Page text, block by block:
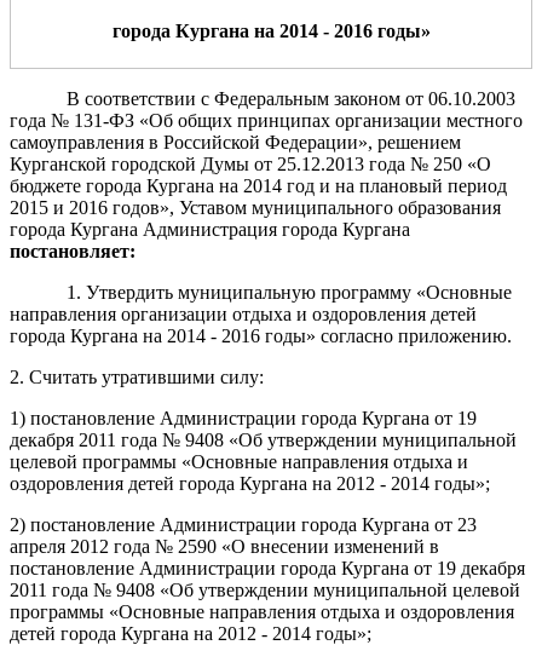
города Кургана на 2014 - 2016годы»
В соответствии с Федеральным законом от 06.10.2003
года № 131-ФЗ «Об общих принципах организации местного
самоуправления в Российской Федерации», решением
Курганской городской Думы от 25.12.2013 года № 250 «О
бюджете города Кургана на 2014 год и на плановый период
2015 и 2016 годов», Уставом муниципального образования
города Кургана Администрация города Кургана
постановляет:
1. Утвердить муниципальную программу «Основные
направления организации отдыха и оздоровления детей
города Кургана на 2014 - 2016 годы» согласно приложению.
2. Считать утратившими силу:
1) постановление Администрации города Кургана от 19
декабря 2011 года № 9408 «Об утверждении муниципальной
целевой программы «Основные направления отдыха и
оздоровления детей города Кургана на 2012 - 2014 годы»;
2) постановление Администрации города Кургана от 23
апреля 2012 года № 2590 «О внесении изменений в
постановление Администрации города Кургана от 19 декабря
2011 года № 9408 «Об утверждении муниципальной целевой
программы «Основные направления отдыха и оздоровления
детей города Кургана на 2012 - 2014 годы»;